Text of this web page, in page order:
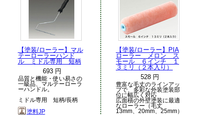
【塗装/ローラー】マル
テーローラーハンド
ル ミドル専用 短柄
693 円
品質と機能・使い易さの
一級品、マルテーローラ
ーハンドル。
ミドル専用 短柄/長柄
塗料JP
【塗装/ローラー】PIA
ローラー メロン ス
モール ６インチ １
３ミリ（２本入り）
528 円
豊富な毛丈のラインアッ
プで、多彩な外装塗装部
位に幅広く対応
広面積の外壁塗装に最適
なローラー（毛丈
13mm、20mm、25mm）